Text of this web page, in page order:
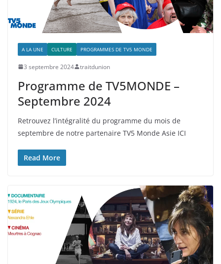
A LA UNE CULTURE PROGRAMMES DE TV5 MONDE
3 septembre 2024 traitdunion
Programme de TV5MONDE –
Septembre 2024
Retrouvez l’intégralité du programme du mois de
septembre de notre partenaire TV5 Monde Asie ICI
Read More